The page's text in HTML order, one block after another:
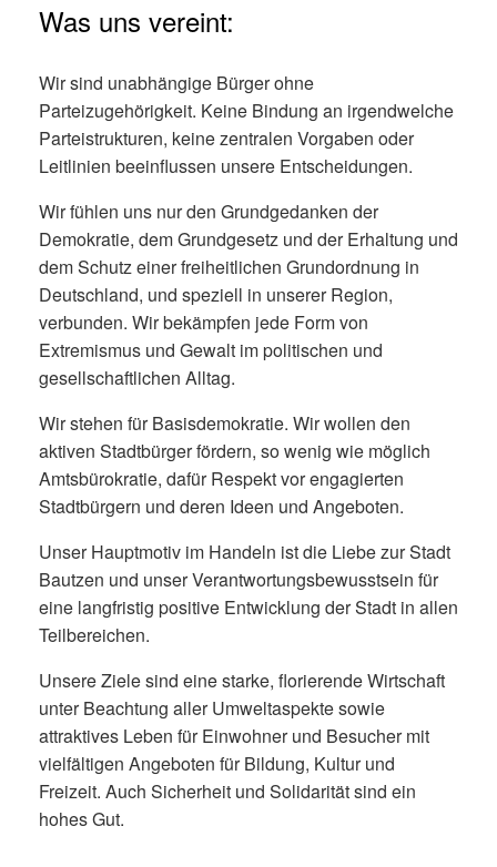
Was uns vereint:
Wir sind unabhängige Bürger ohne
Parteizugehörigkeit. Keine Bindung an irgendwelche
Parteistrukturen, keine zentralen Vorgaben oder
Leitlinien beeinflussen unsere Entscheidungen.
Wir fühlen uns nur den Grundgedanken der
Demokratie, dem Grundgesetz und der Erhaltung und
dem Schutz einer freiheitlichen Grundordnung in
Deutschland, und speziell in unserer Region,
verbunden. Wir bekämpfen jede Form von
Extremismus und Gewalt im politischen und
gesellschaftlichen Alltag.
Wir stehen für Basisdemokratie. Wir wollen den
aktiven Stadtbürger fördern, so wenig wie möglich
Amtsbürokratie, dafür Respekt vor engagierten
Stadtbürgern und deren Ideen und Angeboten.
Unser Hauptmotiv im Handeln ist die Liebe zur Stadt
Bautzen und unser Verantwortungsbewusstsein für
eine langfristig positive Entwicklung der Stadt in allen
Teilbereichen.
Unsere Ziele sind eine starke, florierende Wirtschaft
unter Beachtung aller Umweltaspekte sowie
attraktives Leben für Einwohner und Besucher mit
vielfältigen Angeboten für Bildung, Kultur und
Freizeit. Auch Sicherheit und Solidarität sind ein
hohes Gut.